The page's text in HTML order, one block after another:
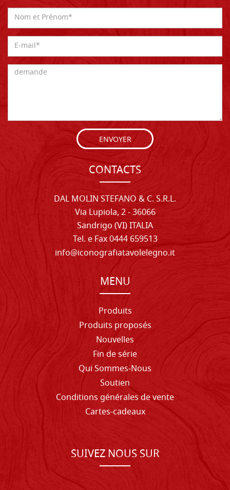
ENVOYER
CONTACTS
DAL MOLIN STEFANO & C. S.R.L.
Via Lupiola, 2 - 36066
Sandrigo (VI) ITALIA
Tel. e Fax 0444 659513
info@iconografiatavolelegno.it
MENU
Produits
Produits proposés
Nouvelles
Fin de série
Qui Sommes-Nous
Soutien
Conditions générales de vente
Cartes-cadeaux
SUIVEZ NOUS SUR